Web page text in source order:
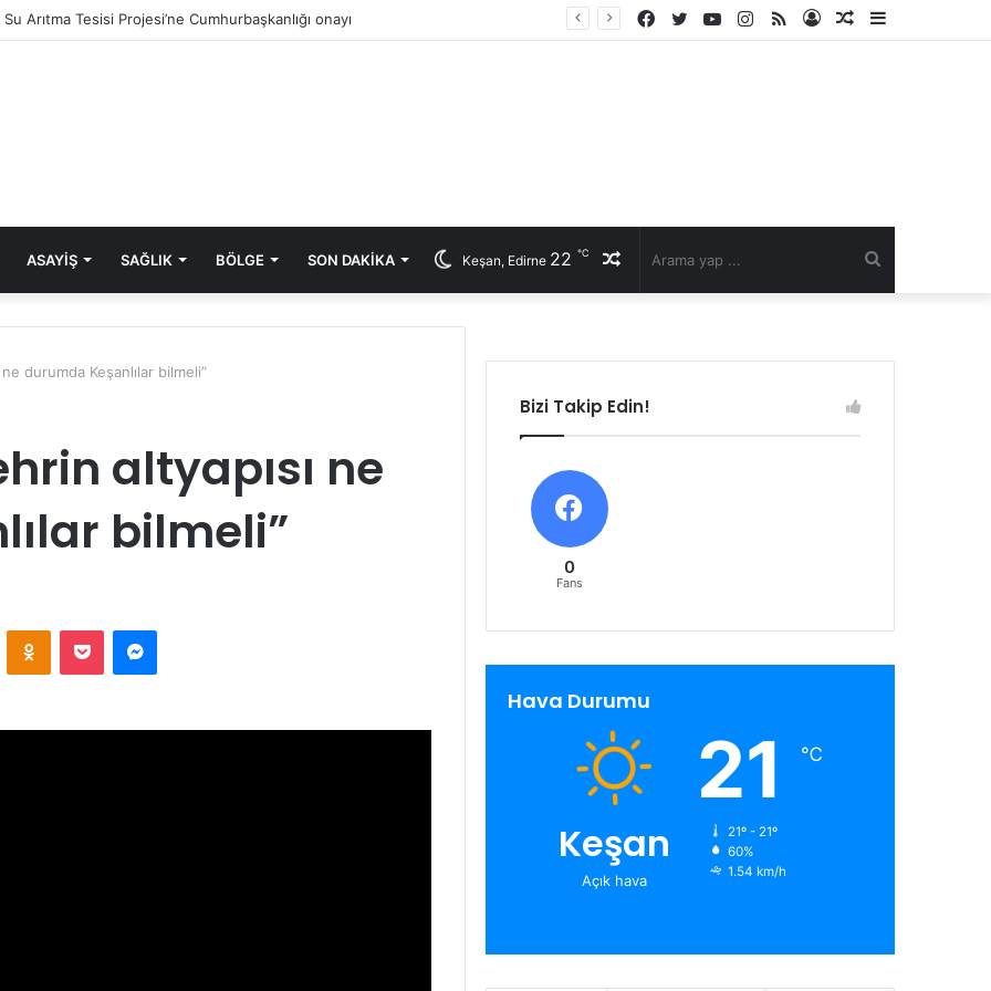
Su Arıtma Tesisi Projesi’ne Cumhurbaşkanlığı onayı
Kenar
Rastgele
Kayıt
RSS
Instagram
YouTube
Twitter
Facebook
ASAYIŞ SAĞLIK BÖLGE SON DAKIKA Rastgele
Keşan, Edirne 22 ℃
durumda Keşanlılar bilmeli”
altyapısı ne
bilmeli”
Odnoklassniki
Pocket Messenger
Bizi Takip Edin!
0
Fans
Hava Durumu
Keşan
Açık hava
21 ℃
21º - 21º
60%
1.54 km/h